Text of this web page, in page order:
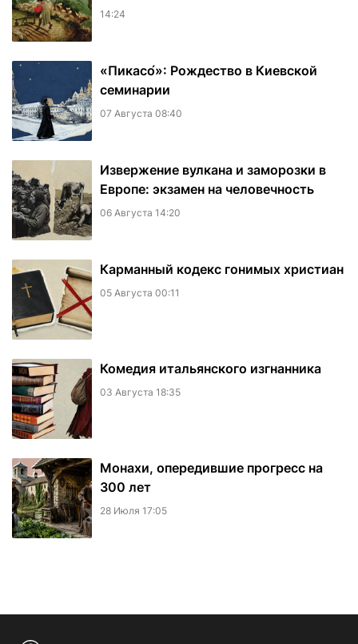
14:24
«Пикасо́»: Рождество в Киевской
семинарии
07 Августа 08:40
Извержение вулкана и заморозки в
Европе: экзамен на человечность
06 Августа 14:20
Карманный кодекс гонимых христиан
05 Августа 00:11
Комедия итальянского изгнанника
03 Августа 18:35
Монахи, опередившие прогресс на
300 лет
28 Июля 17:05